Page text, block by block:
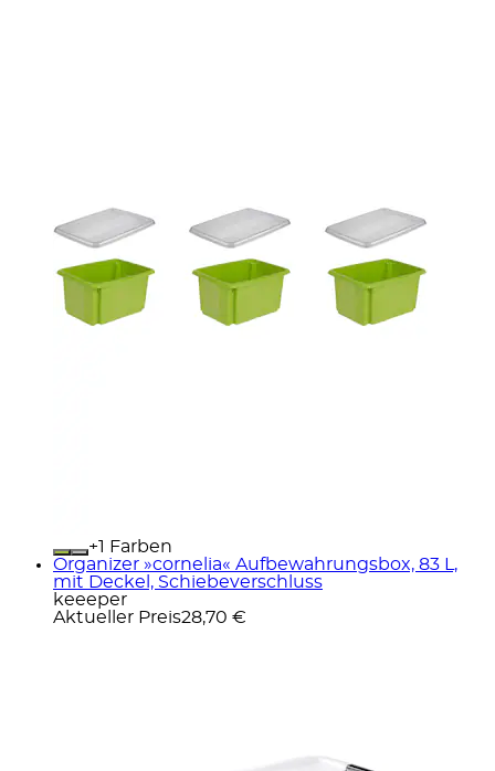
+
Farben
Organizer »cornelia« Aufbewahrungsbox, 83 L,
mit Deckel, Schiebeverschluss
keeeper
Aktueller Preis28,70 €